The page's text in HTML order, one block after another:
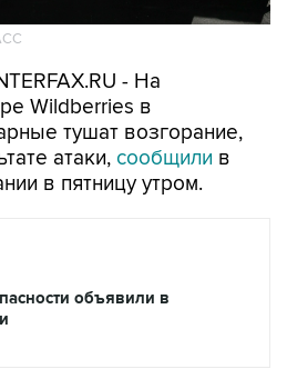
- На
тушат возгорание,
атаки,сообщили
в пятницу утром.
объявили в
компании в